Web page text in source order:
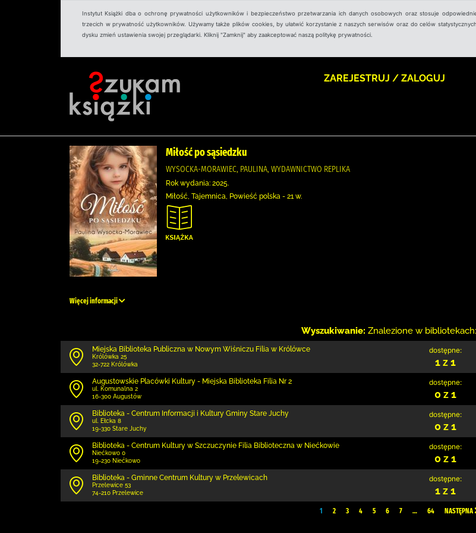
Instytut Książki dba o ochronę prywatności użytkowników i bezpieczeństwo przetwarzania ich danych osobowych oraz stosuje
trzecich w prywatność użytkowników. Używamy także plików cookies, by ułatwić korzystanie z naszych serwisów oraz do celów
dysku zmień ustawienia swojej przeglądarki. Kliknij "Zamknij" aby zaakceptować naszą politykę prywatności.
ZAREJESTRUJ / ZALOGUJ
Miłość po sąsiedzku
WYSOCKA-MORAWIEC, PAULINA, WYDAWNICTWO REPLIKA
Rok wydania: 2025.
Miłość, Tajemnica, Powieść polska - 21 w.
Więcej informacji
Wyszukiwanie: Znalezione w
Miejska Biblioteka Publiczna w Nowym Wiśniczu Filia w Królówce
Królówka 25
32-722 Królówka
dostępne:
1 z 1
Augustowskie Placówki Kultury - Miejska Biblioteka Filia Nr 2
ul. Komunalna 2
16-300 Augustów
dostępne:
0 z 1
Biblioteka - Centrum Informacji i Kultury Gminy Stare Juchy
ul. Ełcka 8
19-330 Stare Juchy
dostępne:
0 z 1
Biblioteka - Centrum Kultury w Szczuczynie Filia Biblioteczna w Niećkowie
Niećkowo 0
19-230 Niećkowo
dostępne:
0 z 1
Biblioteka - Gminne Centrum Kultury w Przelewicach
Przelewice 53
74-210 Przelewice
dostępne:
1 z 1
1 2 3 4 5 6 7 … 64 NASTĘPNA